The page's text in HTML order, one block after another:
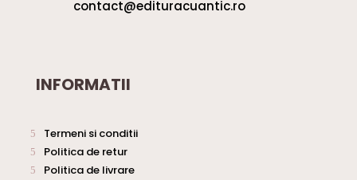
contact@edituracuantic.ro
INFORMATII
Termeni si conditii
Politica de retur
Politica de livrare